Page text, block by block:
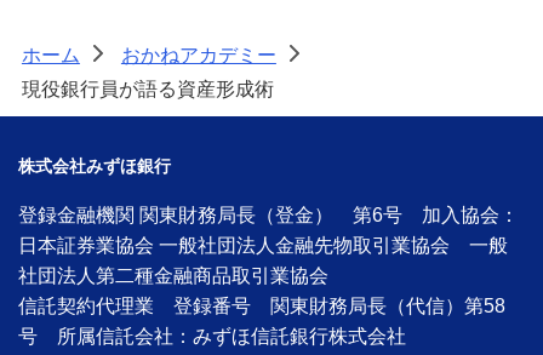
ホーム > おかねアカデミー
>
現役銀行員が語る資産形成術
株式会社みずほ銀行
登録金融機関 関東財務局長（登金） 第6号 加入協会：
日本証券業協会 一般社団法人金融先物取引業協会 一般
社団法人第二種金融商品取引業協会
信託契約代理業 登録番号 関東財務局長（代信）第58
号 所属信託会社：みずほ信託銀行株式会社